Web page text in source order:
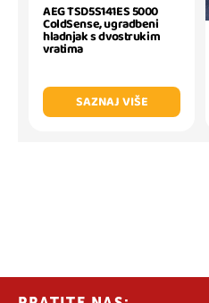
AEG TSD5S141ES 5000
ColdSense, ugradbeni
hladnjak s dvostrukim
vratima
SAZNAJ VIŠE